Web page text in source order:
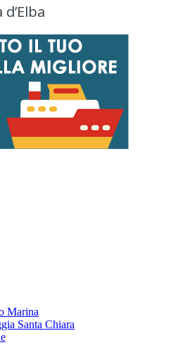
Marina
Santa Chiara